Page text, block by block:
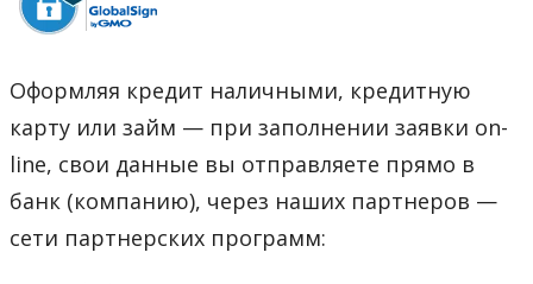
Оформляя кредит наличными, кредитную
карту или займ — при заполнении заявки on-
line, свои данные вы отправляете прямо в
банк (компанию), через наших партнеров —
сети партнерских программ: